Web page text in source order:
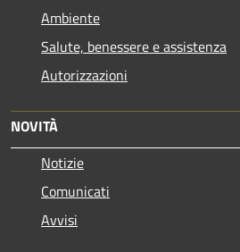
Ambiente
Salute, benessere e assistenza
Autorizzazioni
NOVITÀ
Notizie
Comunicati
Avvisi